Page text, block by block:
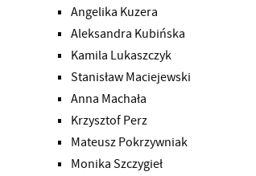
Angelika Kuzera
Aleksandra Kubińska
Kamila Lukaszczyk
Stanisław Maciejewski
Anna Machała
Krzysztof Perz
Mateusz Pokrzywniak
Monika Szczygieł